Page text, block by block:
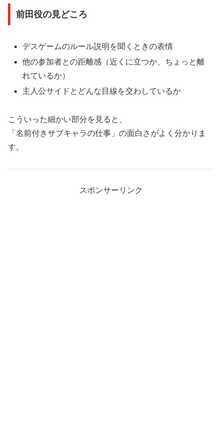
前田役の見どころ
デスゲームのルール説明を聞くときの表情
他の参加者との距離感（近くに立つか、ちょっと離
れているか）
主人公サイドとどんな目線を交わしているか
こういった細かい部分を見ると、
「名前付きサブキャラの仕事」の面白さがよく分かりま
す。
スポンサーリンク